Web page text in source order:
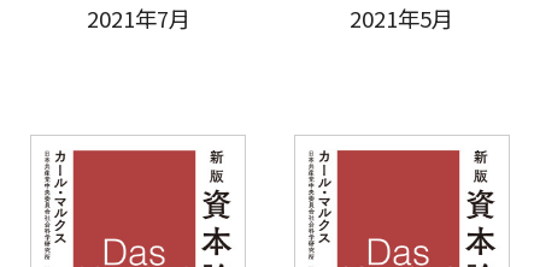
2021年7月 2021年5月